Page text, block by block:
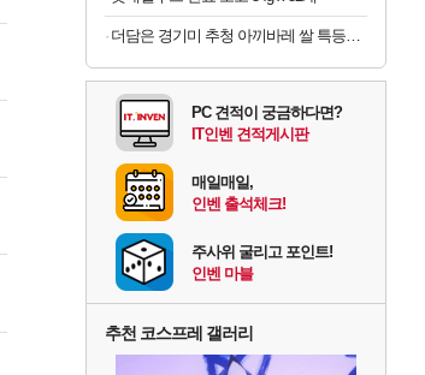
더담은 경기미 추청 아끼바레 쌀 특등급 10kg
PC 견적이 궁금하다면?
IT인벤 견적게시판
매일매일,
인벤 출석체크!
주사위 굴리고 포인트!
인벤 마블
추천 코스프레 갤러리